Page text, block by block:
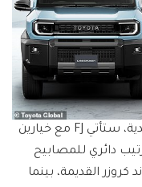
كما هو الحال مع سيارة لاند كروزر التقليدية، ستأتي FJ مع خيارين
دائري للمصابيح
القديمة، بينما